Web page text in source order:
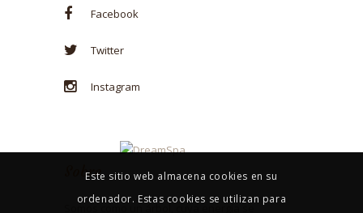
Facebook
Twitter
Instagram
SobreEste sitio web almacena cookies en su
ordenador. Estas cookies se utilizan para